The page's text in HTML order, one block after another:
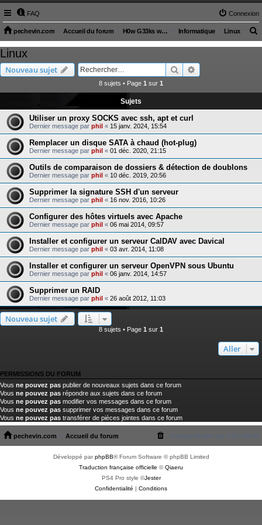
FAQ Connexion
pechevin.com Accueil du forum H0w G33ks will s4ve the W0rld (articles sur le monde technologique) Informatique Linux
r
Linux
Nouveau sujet Rechercher
8 sujets • Page 1 sur 1
Sujets
Utiliser un proxy SOCKS avec ssh, apt et curl
Dernier message par phil « 15 janv. 2024, 15:54
Remplacer un disque SATA à chaud (hot-plug)
Dernier message par phil « 01 déc. 2020, 21:15
Outils de comparaison de dossiers & détection de doublons
Dernier message par phil « 10 déc. 2019, 20:56
Supprimer la signature SSH d'un serveur
Dernier message par phil « 16 nov. 2016, 10:26
Configurer des hôtes virtuels avec Apache
Dernier message par phil « 06 mai 2014, 09:57
Installer et configurer un serveur CalDAV avec Davical
Dernier message par phil « 03 avr. 2014, 11:08
Installer et configurer un serveur OpenVPN sous Ubuntu
Dernier message par phil « 06 janv. 2014, 14:57
Supprimer un RAID
Dernier message par phil « 26 août 2012, 11:03
Nouveau sujet
8 sujets • Page 1 sur 1
Aller
PERMISSIONS DU FORUM
Vous ne pouvez pas publier de nouveaux sujets dans ce forum
Vous ne pouvez pas répondre aux sujets dans ce forum
Vous ne pouvez pas modifier vos messages dans ce forum
Vous ne pouvez pas supprimer vos messages dans ce forum
Vous ne pouvez pas transférer de pièces jointes dans ce forum
pechevin.com Accueil du forum Fuseau horaire sur UTC+02:00
Développé parphpBB® Forum Software © phpBB Limited
Traduction française officielle ©Qiaeru
PS4 Pro style ©Jester
Confidentialité | Conditions